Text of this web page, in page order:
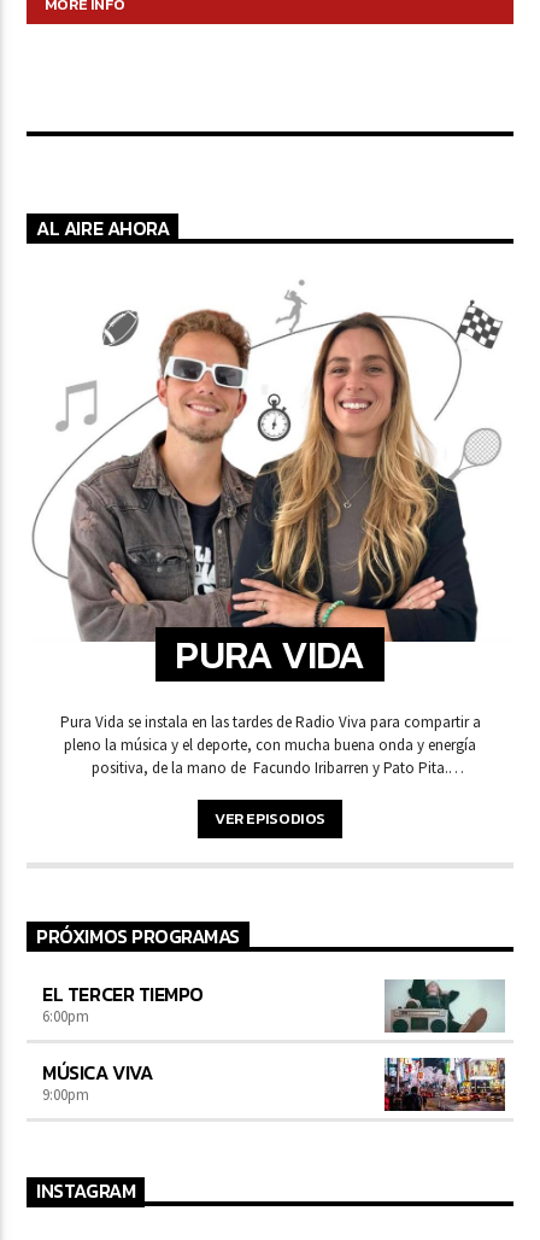
MORE INFO
AL AIRE AHORA
PURA VIDA
Pura Vida se instala en las tardes de Radio Viva para compartir a
pleno la música y el deporte, con mucha buena onda y energía
positiva, de la mano de Facundo Iribarren y Pato Pita.
distintos invitados sobre lo que vive el mundo deportivo entre el
viento, la tierra y el mar. Escuchá de lunes a viernes de 16 a 18 Hs.
"Pura Vida", donde todos los deportes se hacen grandes.
VER EPISODIOS
PRÓXIMOS PROGRAMAS
EL TERCER TIEMPO
6:00pm
MÚSICA VIVA
9:00pm
INSTAGRAM